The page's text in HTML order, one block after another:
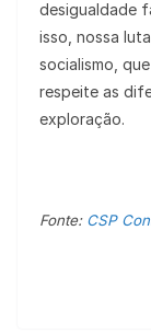
desigualdade
isso, nossa
socialismo,
respeite as
exploração.
Fonte: CSP